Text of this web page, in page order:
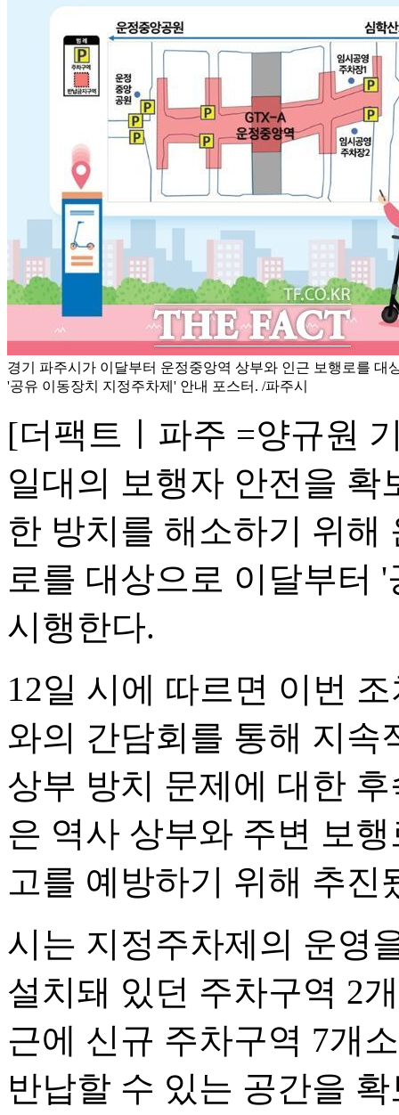
경기 파주시가 이달부터 운정중앙역 상부와 인근 보행로를 대
'공유 이동장치 지정주차제' 안내 포스터. /파주시
[더팩트ㅣ파주 =양규원
일대의 보행자 안전을
한 방치를 해소하기 위해
로를 대상으로 이달부터
시행한다.
12일 시에 따르면 이번
와의 간담회를 통해 지속
상부 방치 문제에 대한
은 역사 상부와 주변 보
고를 예방하기 위해 추진
시는 지정주차제의 운영
설치돼 있던 주차구역 2
근에 신규 주차구역 7개
반납할 수 있는 공간을